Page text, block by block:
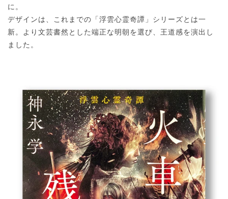
に。
デザインは、これまでの「浮雲心霊奇譚」シリーズとは一
新。より文芸書然とした端正な明朝を選び、王道感を演出し
ました。